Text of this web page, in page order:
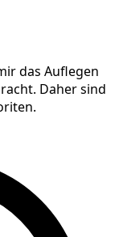
das Auflegen
Daher sind